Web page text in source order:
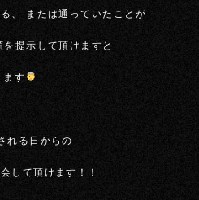
、 または通っていたことが
提示して頂けますと
ます
れる日からの
して頂けます！！